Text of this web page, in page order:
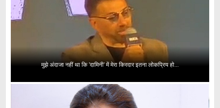
मुझे अंदाजा नहीं था कि 'दामिनी' में मेरा किरदार इतना लोकप्रिय हो...